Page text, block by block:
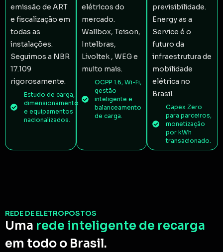
emissão de ART
e fiscalização em
todas as
instalações.
Seguimos a NBR
17.109
rigorosamente.
Estudo de carga,
dimensionamento
e equipamentos
nacionalizados.
elétricos do
mercado.
Wallbox, Teison,
Intelbras,
Livoltek , WEG e
muito mais.
OCPP 1.6, Wi-Fi,
gestão
inteligente e
balanceamento
de carga.
previsibilidade.
Energy as a
Service é o
futuro da
infraestrutura de
mobilidade
elétrica no
Brasil.
Capex Zero
para parceiros,
monetização
por kWh
transacionado.
REDE DE ELETROPOSTOS
Uma rede inteligente de recarga
em todo o Brasil.